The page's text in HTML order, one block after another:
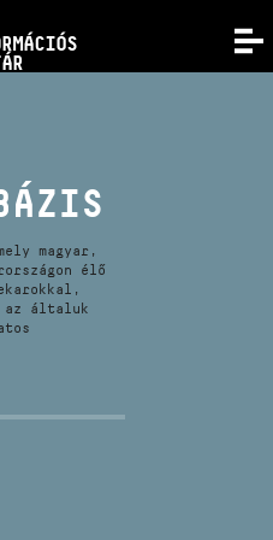
magyar,
élő
az általuk